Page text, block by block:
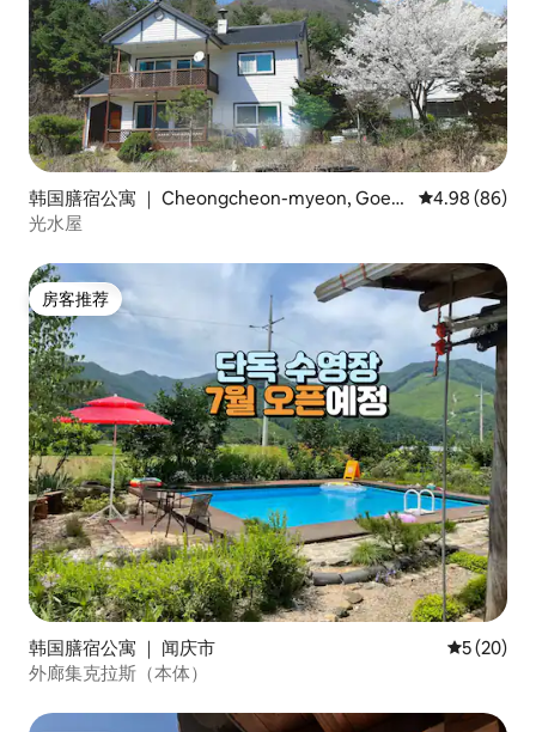
韩国膳宿公寓 ｜ Cheongcheon-myeon, Goesa
n
平均评分 4.98
4.98 (86)
光水屋
房客推荐
房客推荐
韩国膳宿公寓 ｜ 闻庆市 平均评分
5 (20)
外廊集克拉斯（本体）